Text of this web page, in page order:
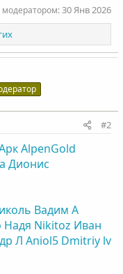
модератором:30 Янв 2026
#2
AlpenGold
Дионис
Вадим А
Надя Nikitoz Иван
Л Aniol5 Dmitriy lv